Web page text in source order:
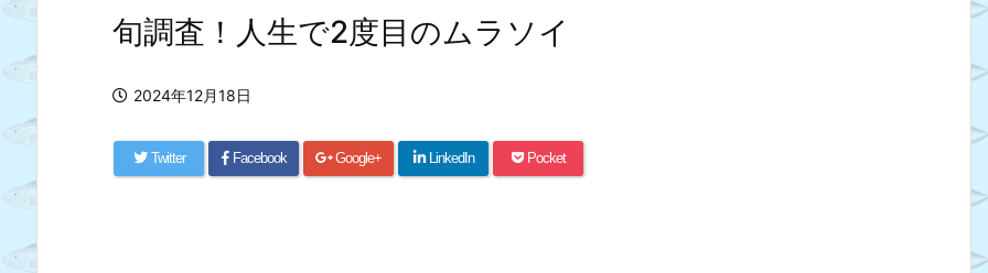
旬調査！人生で2度目のムラソイ
2024年12月18日
Twitter Facebook Google+ LinkedIn Pocket